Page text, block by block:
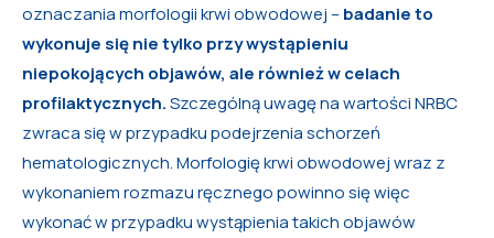
oznaczania morfologii krwi obwodowej –badanie to
wykonuje się nie tylko przy wystąpieniu
niepokojących objawów, ale również w celach
profilaktycznych.Szczególną uwagę na wartości NRBC
zwraca się w przypadku podejrzenia schorzeń
hematologicznych. Morfologię krwi obwodowej wraz z
wykonaniem rozmazu ręcznego powinno się więc
wykonać w przypadku wystąpienia takich objawów